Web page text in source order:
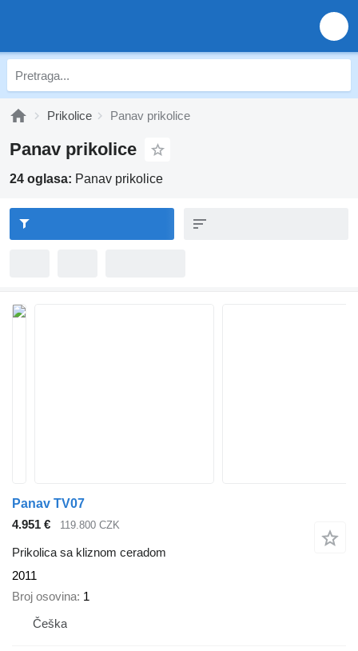
Prikolice Panav prikolice
Panav prikolice
24 oglasa: Panav prikolice
Panav TV07
4.951 €
119.800 CZK
Prikolica sa kliznom ceradom
2011
Broj osovina 1
Češka